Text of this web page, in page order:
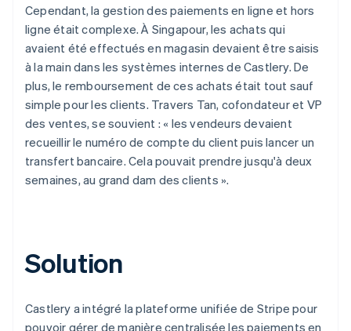
Cependant, la gestion des paiements en ligne et hors
ligne était complexe. À Singapour, les achats qui
avaient été effectués en magasin devaient être saisis
à la main dans les systèmes internes de Castlery. De
plus, le remboursement de ces achats était tout sauf
simple pour les clients. Travers Tan, cofondateur et VP
des ventes, se souvient : « les vendeurs devaient
recueillir le numéro de compte du client puis lancer un
transfert bancaire. Cela pouvait prendre jusqu'à deux
semaines, au grand dam des clients ».
Solution
Castlery a intégré la plateforme unifiée de Stripe pour
pouvoir gérer de manière centralisée les paiements en